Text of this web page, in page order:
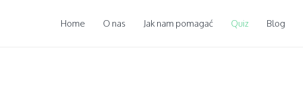
Home O nas Jak nam pomagać Quiz Blog